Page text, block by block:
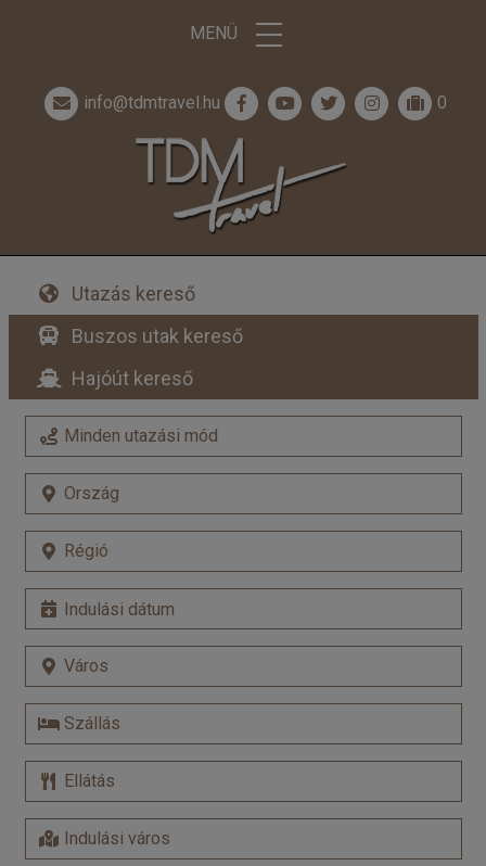
MENÜ
info@tdmtravel.hu 0
Utazás kereső
Buszos utak kereső
Hajóút kereső